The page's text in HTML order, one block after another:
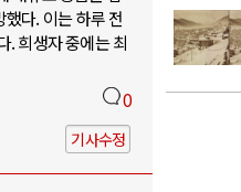
다. 이는 하루 전
. 희생자 중에는 최
0
기사수정